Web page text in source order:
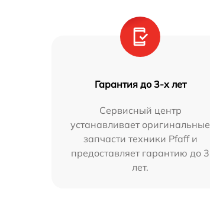
Гарантия до 3-х лет
Сервисный центр
устанавливает оригинальные
запчасти техники Pfaff и
предоставляет гарантию до 3
лет.